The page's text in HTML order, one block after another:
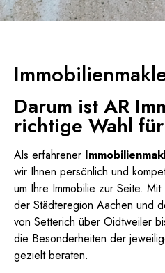
Darum ist AR
richtige Wahl
Als erfahrener
wir Ihnen persönlich und
um Ihre Immobilie zur Seite.
der Städteregion Aachen und
von Setterich über Oidtweiler
die Besonderheiten der
gezielt beraten.